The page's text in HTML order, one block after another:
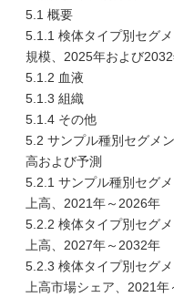
5.1 概要
5.1.1 検体タイプ別セグ
規模、2025年および
5.1.2 血液
5.1.3 組織
5.1.4 その他
5.2 サンプル種別セグメ
高および予測
5.2.1 サンプル種別セグ
上高、2021年～2026年
5.2.2 検体タイプ別セグ
上高、2027年～2032年
5.2.3 検体タイプ別セグ
上高市場シェア、2021